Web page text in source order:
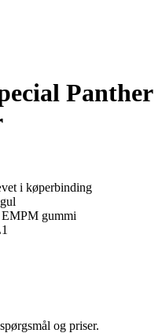
Panther
i køperbinding
gummi
og priser.